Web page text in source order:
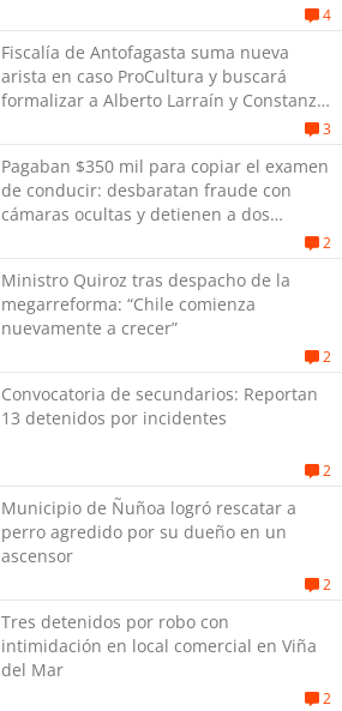
4
Fiscalía de Antofagasta suma nueva
arista en caso ProCultura y buscará
formalizar a Alberto Larraín y Constanza
3
Pagaban $350 mil para copiar el examen
de conducir: desbaratan fraude con
cámaras ocultas y detienen a dos
2
Ministro Quiroz tras despacho de la
megarreforma: “Chile comienza
nuevamente a crecer”
2
Convocatoria de secundarios: Reportan
13 detenidos por incidentes
2
Municipio de Ñuñoa logró rescatar a
perro agredido por su dueño en un
ascensor
2
Tres detenidos por robo con
intimidación en local comercial en Viña
del Mar
2